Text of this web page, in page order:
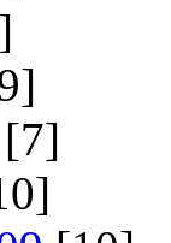
[7]